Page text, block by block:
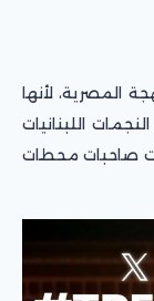
المصرية، لأنها
اللبنانيات
صاحبات محطات